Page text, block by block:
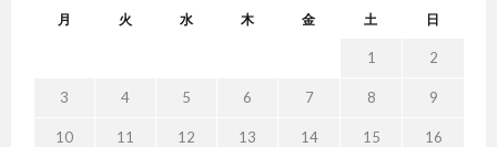
月 火 水 木 金 土 日
1 2
3 4 5 6 7 8 9
10 11 12 13 14 15 16